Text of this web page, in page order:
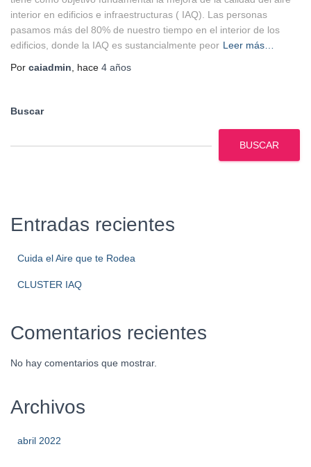
interior en edificios e infraestructuras ( IAQ). Las personas
pasamos más del 80% de nuestro tiempo en el interior de los
edificios, donde la IAQ es sustancialmente peor Leer más…
Por caiadmin, hace 4 años
Buscar
BUSCAR
Entradas recientes
Cuida el Aire que te Rodea
CLUSTER IAQ
Comentarios recientes
No hay comentarios que mostrar.
Archivos
abril 2022